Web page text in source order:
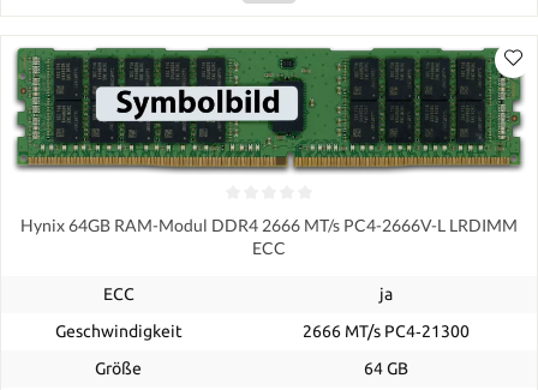
Hynix 64GB RAM-Modul DDR4 2666 MT/s PC4-2666V-L LRDIMM
ECC
ECC
ja
Geschwindigkeit
2666 MT/s PC4‑21300
Größe
64 GB